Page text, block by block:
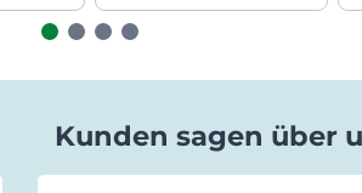
Kunden sagen über